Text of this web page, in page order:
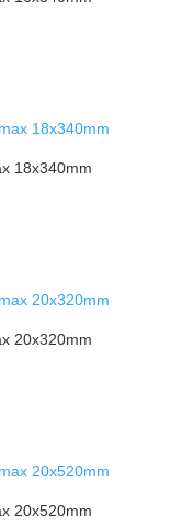
18x340mm
20x320mm
20x520mm